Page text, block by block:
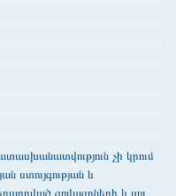
չի կրում
ստույգության և
գովազդների և այլ